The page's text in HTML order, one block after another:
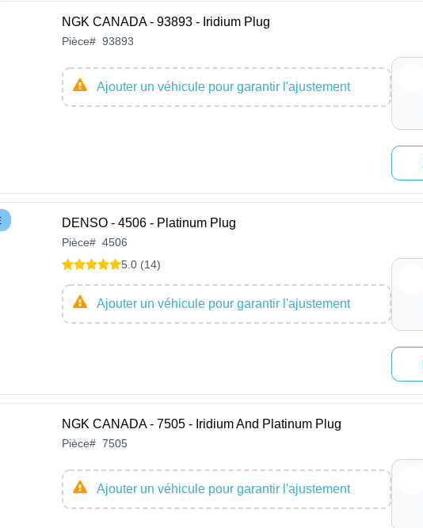
NGK CANADA - 93893 - Iridium Plug
Pièce# 93893
Ajouter un véhicule pour garantir l'ajustement
DENSO - 4506 - Platinum Plug
Pièce# 4506
5.0 (14)
Ajouter un véhicule pour garantir l'ajustement
NGK CANADA - 7505 - Iridium And Platinum Plug
Pièce# 7505
Ajouter un véhicule pour garantir l'ajustement